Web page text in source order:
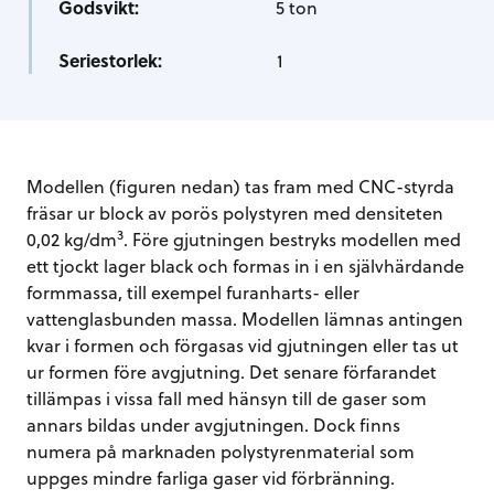
Godsvikt: 5 ton
Seriestorlek: 1
Modellen (figuren nedan) tas fram med CNC-styrda
fräsar ur block av porös polystyren med densiteten
0,02 kg/dm3. Före gjutningen bestryks modellen med
ett tjockt lager black och formas in i en självhärdande
formmassa, till exempel furanharts- eller
vattenglasbunden massa. Modellen lämnas antingen
kvar i formen och förgasas vid gjutningen eller tas ut
ur formen före avgjutning. Det senare förfarandet
tillämpas i vissa fall med hänsyn till de gaser som
annars bildas under avgjutningen. Dock finns
numera på marknaden polystyrenmaterial som
uppges mindre farliga gaser vid förbränning.